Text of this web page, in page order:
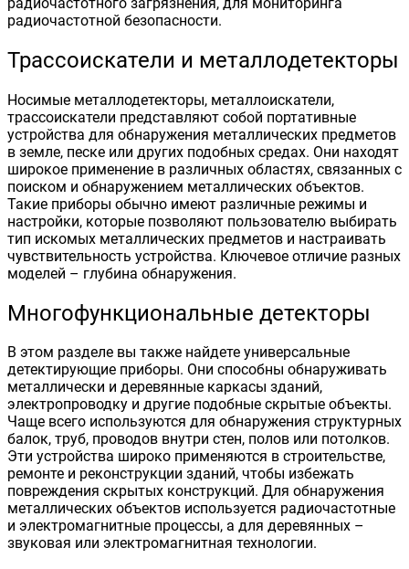
радиочастотной безопасности.
Трассоискатели и металлодетекторы
Носимые металлодетекторы, металлоискатели,
трассоискатели представляют собой портативные
устройства для обнаружения металлических предметов
в земле, песке или других подобных средах. Они находят
широкое применение в различных областях, связанных с
поиском и обнаружением металлических объектов.
Такие приборы обычно имеют различные режимы и
настройки, которые позволяют пользователю выбирать
тип искомых металлических предметов и настраивать
чувствительность устройства. Ключевое отличие разных
моделей – глубина обнаружения.
Многофункциональные детекторы
В этом разделе вы также найдете универсальные
детектирующие приборы. Они способны обнаруживать
металлически и деревянные каркасы зданий,
электропроводку и другие подобные скрытые объекты.
Чаще всего используются для обнаружения структурных
балок, труб, проводов внутри стен, полов или потолков.
Эти устройства широко применяются в строительстве,
ремонте и реконструкции зданий, чтобы избежать
повреждения скрытых конструкций. Для обнаружения
металлических объектов используется радиочастотные
и электромагнитные процессы, а для деревянных –
звуковая или электромагнитная технологии.